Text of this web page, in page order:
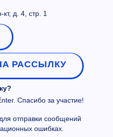
д. 4, стр. 1
РАССЫЛКУ
Спасибо за участие!
отправки сообщений
ошибках.